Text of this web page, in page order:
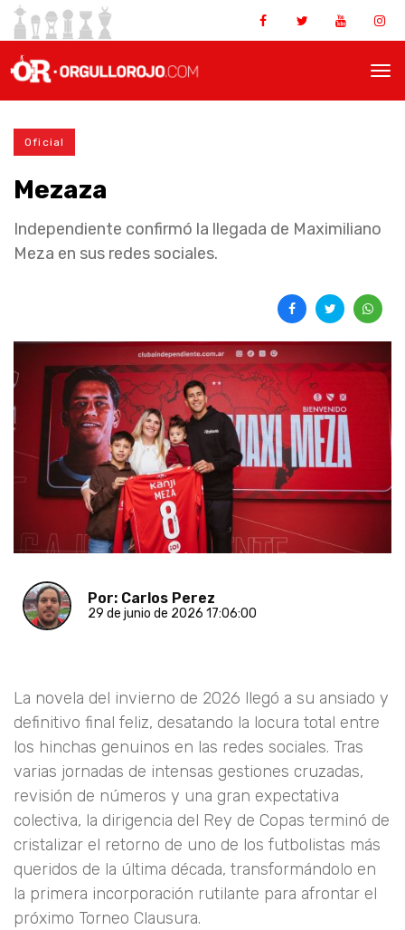
Oficial
Mezaza
Independiente confirmó la llegada de Maximiliano
Meza en sus redes sociales.
Por: Carlos Perez
29 de junio de 2026 17:06:00
La novela del invierno de 2026 llegó a su ansiado y
definitivo final feliz, desatando la locura total entre
los hinchas genuinos en las redes sociales. Tras
varias jornadas de intensas gestiones cruzadas,
revisión de números y una gran expectativa
colectiva, la dirigencia del Rey de Copas terminó de
cristalizar el retorno de uno de los futbolistas más
queridos de la última década, transformándolo en
la primera incorporación rutilante para afrontar el
próximo Torneo Clausura.